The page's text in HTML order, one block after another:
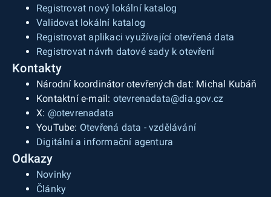
Registrovat nový lokální katalog
Validovat lokální katalog
Registrovat aplikaci využívající otevřená data
Registrovat návrh datové sady k otevření
Kontakty
Národní koordinátor otevřených dat: Michal Kubáň
Kontaktní e-mail: otevrenadata@dia.gov.cz
X: @otevrenadata
YouTube: Otevřená data - vzdělávání
Digitální a informační agentura
Odkazy
Novinky
Články